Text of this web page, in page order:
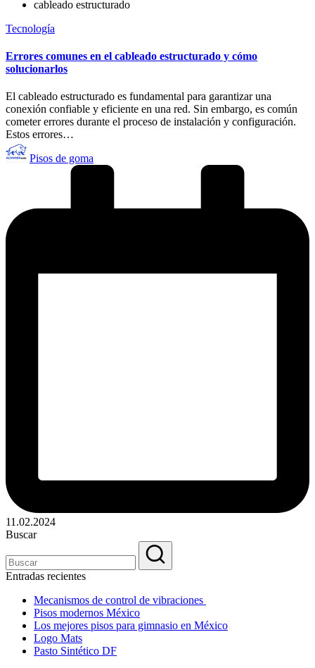
cableado estructurado
Publicado
Tecnología
Errores comunes en el cableado estructurado y cómo
solucionarlos
El cableado estructurado es fundamental para garantizar una
conexión confiable y eficiente en una red. Sin embargo, es común
cometer errores durante el proceso de instalación y configuración.
Estos errores…
Publicado
por
Pisos de goma
11.02.2024
Buscar
Entradas recientes
Mecanismos de control de vibraciones
Pisos modernos México
Los mejores pisos para gimnasio en México
Logo Mats
Pasto Sintético DF